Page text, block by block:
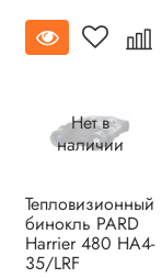
Нет в
наличии
Тепловизионный
бинокль PARD
Harrier 480 HA4-
35/LRF